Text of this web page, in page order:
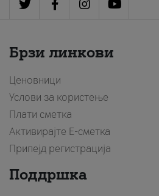
Брзи линкови
Ценовници
Услови за користење
Плати сметка
Активирајте Е-сметка
Припејд регистрација
Поддршка